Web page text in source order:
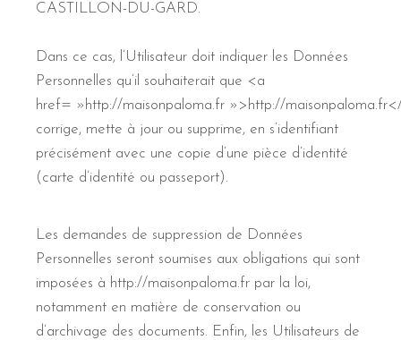
CASTILLON-DU-GARD.
Dans ce cas, l’Utilisateur doit indiquer les Données
Personnelles qu’il souhaiterait que <a
href= »http://maisonpaloma.fr »>http://
corrige, mette à jour ou supprime, en s’identifiant
précisément avec une copie d’une pièce d’identité
(carte d’identité ou passeport).
Les demandes de suppression de Données
Personnelles seront soumises aux obligations qui sont
imposées à http://maisonpaloma.fr par la loi,
notamment en matière de conservation ou
d’archivage des documents. Enfin, les Utilisateurs de